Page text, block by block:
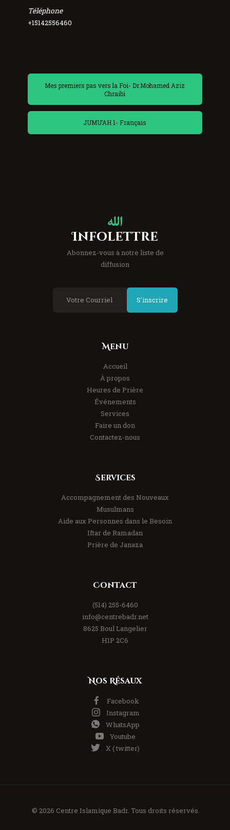
Téléphone
+15142556460
Mes premiers pas vers la Foi- Dr.Mohamed Aziz
Chraibi
JUMU’AH 1- Français
Infolettre
Abonnez-vous à notre liste de
diffusion
S'inscrire
Menu
Accueil
À propos
Heures de Prière
Événements
Services
Faire un don
Contactez-nous
Services
Accompagnement des Nouveaux
Musulmans
Aide aux Personnes dans le Besoin
Iftar de Ramadan
Prière de Janaza
Contact
(514) 255-6460
info@centrebadr.net
8625 Boul Langelier
H1P 2C6
Nos Résaux
Facebook
Instagram
WhatsApp
Youtube
X ( twitter)
© 2026 Centre Islamique Badr. Tous droits réservés.